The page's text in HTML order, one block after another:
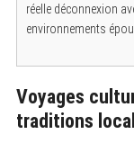
réelle déconnexion
environnements
Voyages
traditions